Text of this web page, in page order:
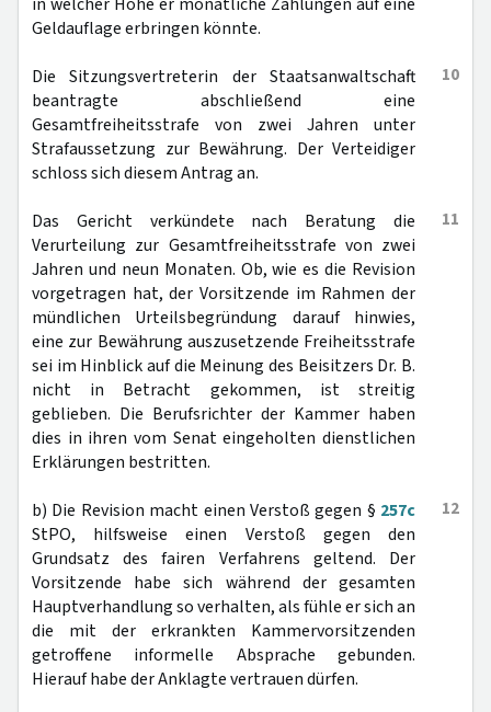
Geldauflage erbringen könnte.
10
Die Sitzungsvertreterin der Staatsanwaltschaft
beantragte abschließend eine
Gesamtfreiheitsstrafe von zwei Jahren unter
Strafaussetzung zur Bewährung. Der Verteidiger
schloss sich diesem Antrag an.
11
Das Gericht verkündete nach Beratung die
Verurteilung zur Gesamtfreiheitsstrafe von zwei
Jahren und neun Monaten. Ob, wie es die Revision
vorgetragen hat, der Vorsitzende im Rahmen der
mündlichen Urteilsbegründung darauf hinwies,
eine zur Bewährung auszusetzende Freiheitsstrafe
sei im Hinblick auf die Meinung des Beisitzers Dr. B.
nicht in Betracht gekommen, ist streitig
geblieben. Die Berufsrichter der Kammer haben
dies in ihren vom Senat eingeholten dienstlichen
Erklärungen bestritten.
12
b) Die Revision macht einen Verstoß gegen § 257c
StPO, hilfsweise einen Verstoß gegen den
Grundsatz des fairen Verfahrens geltend. Der
Vorsitzende habe sich während der gesamten
Hauptverhandlung so verhalten, als fühle er sich an
die mit der erkrankten Kammervorsitzenden
getroffene informelle Absprache gebunden.
Hierauf habe der Anklagte vertrauen dürfen.